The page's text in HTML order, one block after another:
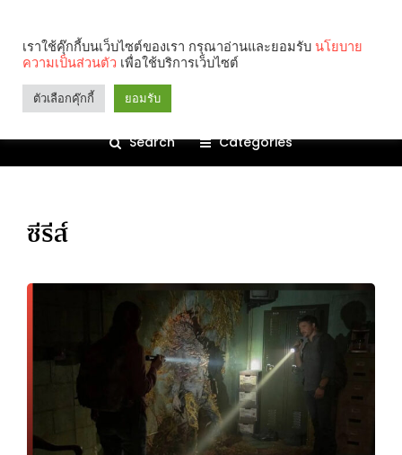
Search Categories
ซีรีส์
เราใช้คุ๊กกี้บนเว็บไซต์ของเรา กรุณาอ่านและยอมรับ นโยบาย
ความเป็นส่วนตัว เพื่อใช้บริการเว็บไซต์
ตัวเลือกคุ๊กกี้ ยอมรับ